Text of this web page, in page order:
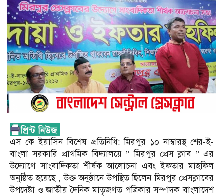
এস কে ইয়াসিন বিশেষ প্রতিনিধি: মিরপুর ১০ নাম্বারস্থ শের-ই-
বাংলা সরকারি প্রাথমিক বিদ্যালয়ে ” মিরপুর প্রেস ক্লাব ” এর
উদ্যোগে সাংবাদিকতা শীর্ষক আলোচনা এবং ইফতার মাহফিল
অনুষ্ঠিত হয়েছে , উক্ত অনুষ্ঠানে উপস্থিত ছিলেন মিরপুর প্রেসক্লাবের
উপদেষ্টা ও জাতীয় দৈনিক মাতৃজগত পত্রিকার সম্পাদক বাংলাদেশ